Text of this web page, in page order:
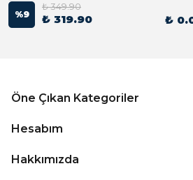
%9
₺ 349.90
₺ 319.90 ₺
Öne Çıkan Kategoriler
Hesabım
Hakkımızda